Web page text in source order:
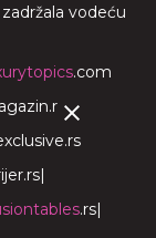
vodeću
.com
|
|
.rs|